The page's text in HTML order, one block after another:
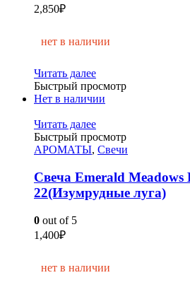
2,850₽
нет в наличии
Читать далее
Быстрый просмотр
Нет в наличии
Читать далее
Быстрый просмотр
АРОМАТЫ, Свечи
Свеча Emerald Meadows
22(Изумрудные луга)
0 out of 5
1,400₽
нет в наличии